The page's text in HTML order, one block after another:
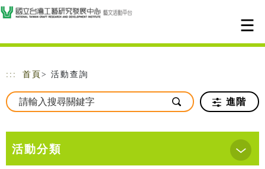
跳到主要內容
網站導覽
::: 首頁 > 活動查詢
進階
活動分類